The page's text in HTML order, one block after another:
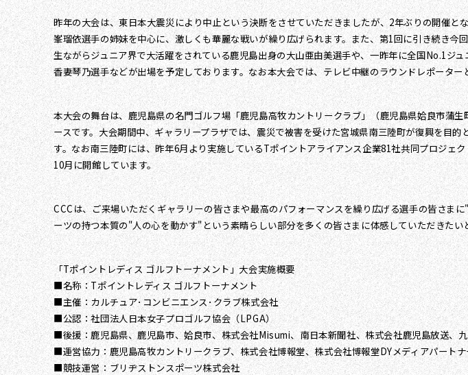
昨年の大会は、東日本大震災により中止という決断をさせていただきましたが、2年ぶりの開催
峯瑠依選手の姉妹を中心に、激しくも華麗な戦いが繰り広げられます。また、第1回に引き続き
生ながらジュニア界で大活躍をされている鹿児島出身の大山亜由美選手や、一昨年に全国No.1ジ
香妻琴乃選手などが出場を予定しております。なお本大会では、テレビ中継のラウンドレポータ
本大会の舞台は、鹿児島県の名門ゴルフ場「鹿児島高牧カントリークラブ」（鹿児島県姶良市蒲
ースです。大会期間中、ギャラリープラザでは、震災で被害を受けた宮城県南三陸町が復興を目
す。なお南三陸町には、昨年6月より実施しているTポイントアライアンス企業81社共同プロジ
10月に開館しています。
CCCは、ご来場いただくギャラリーの皆さまや最高のパフォーマンスを繰り広げる選手の皆さ
ーツの持つ本質の"人の心を動かす"という素晴らしい部分を多くの皆さまに体感していただきたい
「Tポイントレディス ゴルフトーナメント」大会実施概要
■名称：Tポイントレディス ゴルフトーナメント
■主催：カルチュア･コンビニエンス･クラブ株式会社
■公認：社団法人日本女子プロゴルフ協会（LPGA）
■後援：鹿児島県、鹿児島市、姶良市、株式会社Misumi、南日本新聞社、株式会社鹿児島放送、
■運営協力：鹿児島高牧カントリークラブ、株式会社博報堂、株式会社博報堂DYメディアパート
■競技運営：ブリヂストンスポーツ株式会社